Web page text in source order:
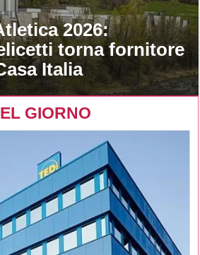
2026:
torna fornitore
Italia
GIORNO